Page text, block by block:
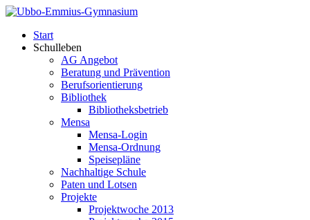
Start
Schulleben
AG Angebot
Beratung und Prävention
Berufsorientierung
Bibliothek
Bibliotheksbetrieb
Mensa
Mensa-Login
Mensa-Ordnung
Speisepläne
Nachhaltige Schule
Paten und Lotsen
Projekte
Projektwoche 2013